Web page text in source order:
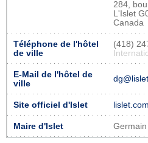
284,
L'Islet
Canada
Téléphone de l'hôtel
de ville
(418)
E-Mail de l'hôtel de
ville
Site officiel d'Islet lislet.com
Maire d'Islet